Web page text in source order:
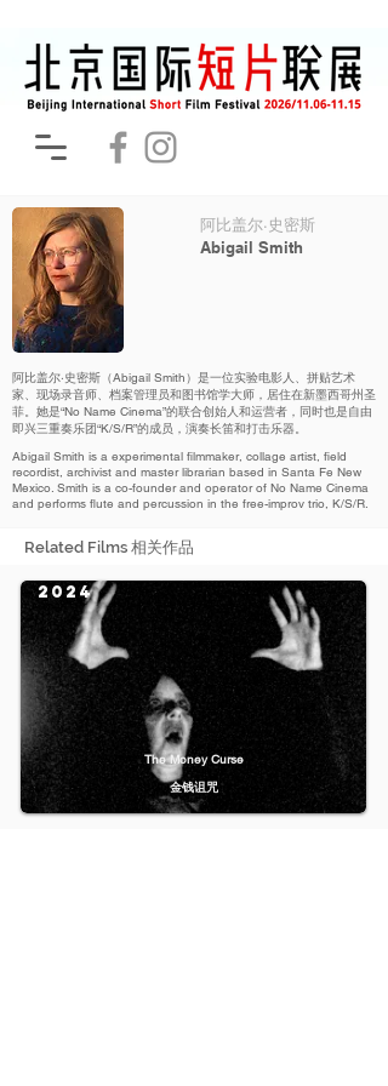
阿比盖尔·史密斯
Abigail Smith
阿比盖尔·史密斯（Abigail Smith）是一位实验电影人、拼贴艺术
家、现场录音师、档案管理员和图书馆学大师，居住在新墨西哥州圣
菲。她是“No Name Cinema”的联合创始人和运营者，同时也是自由
即兴三重奏乐团“K/S/R”的成员，演奏长笛和打击乐器。
Abigail Smith is a experimental filmmaker, collage artist, field
recordist, archivist and master librarian based in Santa Fe New
Mexico. Smith is a co-founder and operator of No Name Cinema
and performs flute and percussion in the free-improv trio, K/S/R.
Related Films 相关作品
The Money Curse
金钱诅咒
2024